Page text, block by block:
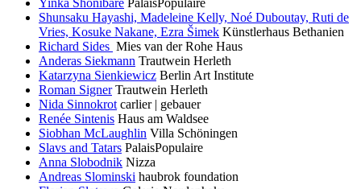
Shunsaku Hayashi, Madeleine Kelly, Noé Duboutay, Ruti de
Vries, Kosuke Nakane, Ezra Šimek Künstlerhaus Bethanien
Richard Sides Mies van der Rohe Haus
Anderas Siekmann Trautwein Herleth
Katarzyna Sienkiewicz Berlin Art Institute
Roman Signer Trautwein Herleth
Nida Sinnokrot carlier | gebauer
Renée Sintenis Haus am Waldsee
Siobhan McLaughlin Villa Schöningen
Slavs and Tatars PalaisPopulaire
Anna Slobodnik Nizza
Andreas Slominski haubrok foundation